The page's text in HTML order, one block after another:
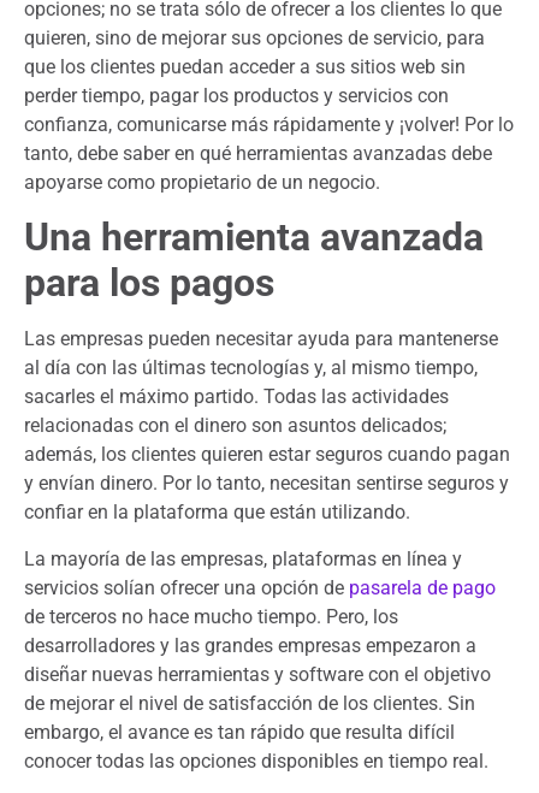
opciones; no se trata sólo de ofrecer a los clientes lo que
quieren, sino de mejorar sus opciones de servicio, para
que los clientes puedan acceder a sus sitios web sin
perder tiempo, pagar los productos y servicios con
confianza, comunicarse más rápidamente y ¡volver! Por lo
tanto, debe saber en qué herramientas avanzadas debe
apoyarse como propietario de un negocio.
Una herramienta avanzada
para los pagos
Las empresas pueden necesitar ayuda para mantenerse
al día con las últimas tecnologías y, al mismo tiempo,
sacarles el máximo partido. Todas las actividades
relacionadas con el dinero son asuntos delicados;
además, los clientes quieren estar seguros cuando pagan
y envían dinero. Por lo tanto, necesitan sentirse seguros y
confiar en la plataforma que están utilizando.
La mayoría de las empresas, plataformas en línea y
servicios solían ofrecer una opción de pasarela de pago
de terceros no hace mucho tiempo. Pero, los
desarrolladores y las grandes empresas empezaron a
diseñar nuevas herramientas y software con el objetivo
de mejorar el nivel de satisfacción de los clientes. Sin
embargo, el avance es tan rápido que resulta difícil
conocer todas las opciones disponibles en tiempo real.